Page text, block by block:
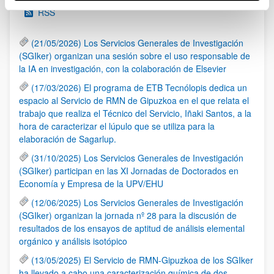
RSS
(21/05/2026) Los Servicios Generales de Investigación
(SGIker) organizan una sesión sobre el uso responsable de
la IA en investigación, con la colaboración de Elsevier
(17/03/2026) El programa de ETB Tecnólopis dedica un
espacio al Servicio de RMN de Gipuzkoa en el que relata el
trabajo que realiza el Técnico del Servicio, Iñaki Santos, a la
hora de caracterizar el lúpulo que se utiliza para la
elaboración de Sagarlup.
(31/10/2025) Los Servicios Generales de Investigación
(SGIker) participan en las XI Jornadas de Doctorados en
Economía y Empresa de la UPV/EHU
(12/06/2025) Los Servicios Generales de Investigación
(SGIker) organizan la jornada nº 28 para la discusión de
resultados de los ensayos de aptitud de análisis elemental
orgánico y análisis isotópico
(13/05/2025) El Servicio de RMN-Gipuzkoa de los SGIker